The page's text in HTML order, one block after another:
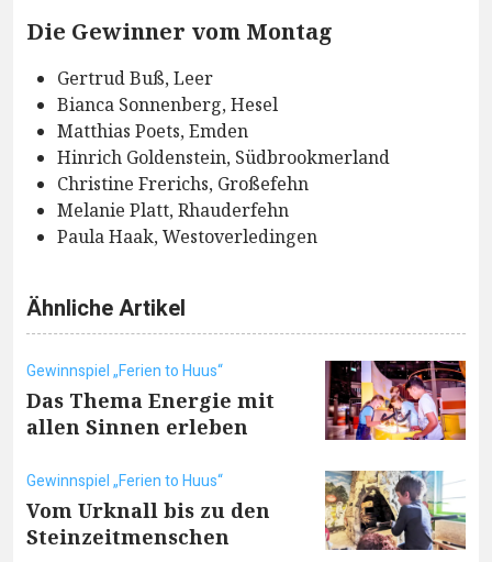
Die Gewinner vom Montag
Gertrud Buß, Leer
Bianca Sonnenberg, Hesel
Matthias Poets, Emden
Hinrich Goldenstein, Südbrookmerland
Christine Frerichs, Großefehn
Melanie Platt, Rhauderfehn
Paula Haak, Westoverledingen
Ähnliche Artikel
Gewinnspiel „Ferien to Huus“
Das Thema Energie mit
allen Sinnen erleben
Gewinnspiel „Ferien to Huus“
Vom Urknall bis zu den
Steinzeitmenschen